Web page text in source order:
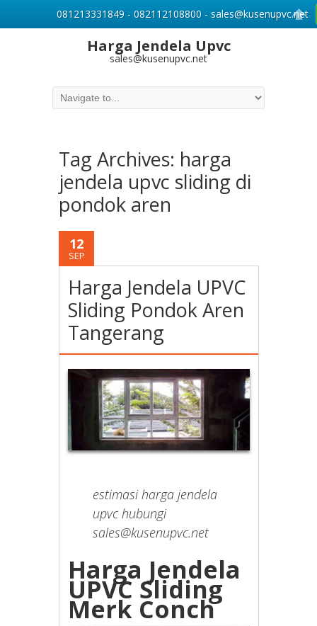
Harga Jendela Upvc
sales@kusenupvc.net
Tag Archives: harga
jendela upvc sliding di
pondok aren
12
SEP
Harga Jendela UPVC
Sliding Pondok Aren
Tangerang
estimasi harga jendela
upvc hubungi
sales@kusenupvc.net
Harga Jendela
UPVC Sliding
Merk Conch
081213331849 - 082112108800 - sales@kusenupvc.net